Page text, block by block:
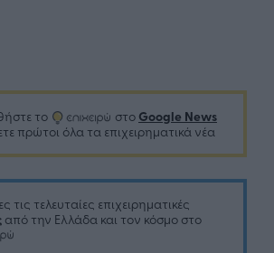
το στο Google News
πρώτοι όλα τα επιχειρηματικά νέα
τις τελευταίες επιχειρηματικές
από την Ελλάδα και τον κόσμο στο